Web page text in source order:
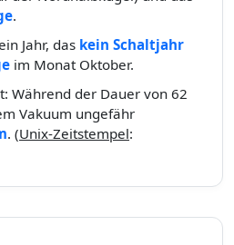
.
Jahr, das kein Schaltjahr
im Monat Oktober.
Während der Dauer von 62
Vakuum ungefähr
. (Unix-Zeitstempel: